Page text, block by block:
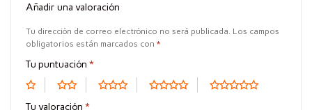
Añadir una valoración
Tu dirección de correo electrónico no será publicada. Los campos
obligatorios están marcados con *
Tu puntuación *
Tu valoración *